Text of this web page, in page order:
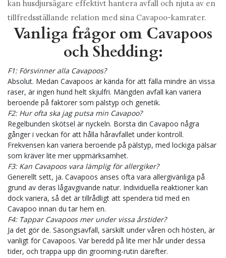
kan husdjursägare effektivt hantera avfall och njuta av en
tillfredsställande relation med sina Cavapoo-kamrater.
Vanliga frågor om Cavapoos
och Shedding:
F1: Försvinner alla Cavapoos?
Absolut. Medan Cavapoos är kända för att fälla mindre än vissa
raser, är ingen hund helt skjulfri. Mängden avfall kan variera
beroende på faktorer som pälstyp och genetik.
F2: Hur ofta ska jag putsa min Cavapoo?
Regelbunden skötsel är nyckeln. Borsta din Cavapoo några
gånger i veckan för att hålla håravfallet under kontroll.
Frekvensen kan variera beroende på pälstyp, med lockiga pälsar
som kräver lite mer uppmärksamhet.
F3: Kan Cavapoos vara lämplig för allergiker?
Generellt sett, ja. Cavapoos anses ofta vara allergivänliga på
grund av deras lågavgivande natur. Individuella reaktioner kan
dock variera, så det är tillrådligt att spendera tid med en
Cavapoo innan du tar hem en.
F4: Tappar Cavapoos mer under vissa årstider?
Ja det gör de. Säsongsavfall, särskilt under våren och hösten, är
vanligt för Cavapoos. Var beredd på lite mer hår under dessa
tider, och trappa upp din grooming-rutin därefter.